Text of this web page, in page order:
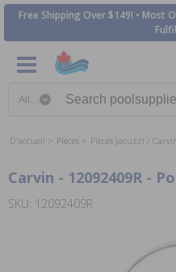
Free Shipping Over $149! • Most
D'accueil Pièces Pièces Jacuzzi /
Carvin - 12092409R -
SKU: 12092409R